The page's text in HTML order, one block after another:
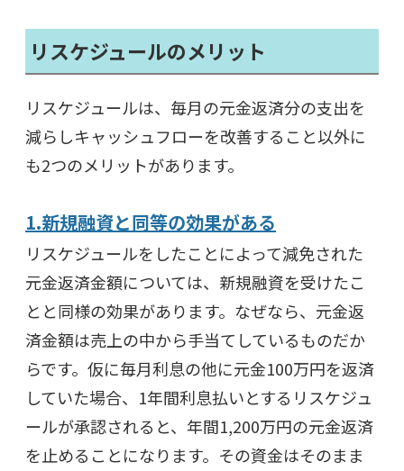
リスケジュールのメリット
リスケジュールは、毎月の元金返済分の支出を
減らしキャッシュフローを改善すること以外に
も2つのメリットがあります。
1.新規融資と同等の効果がある
リスケジュールをしたことによって減免された
元金返済金額については、新規融資を受けたこ
とと同様の効果があります。なぜなら、元金返
済金額は売上の中から手当てしているものだか
らです。仮に毎月利息の他に元金100万円を返済
していた場合、1年間利息払いとするリスケジュ
ールが承認されると、年間1,200万円の元金返済
を止めることになります。その資金はそのまま